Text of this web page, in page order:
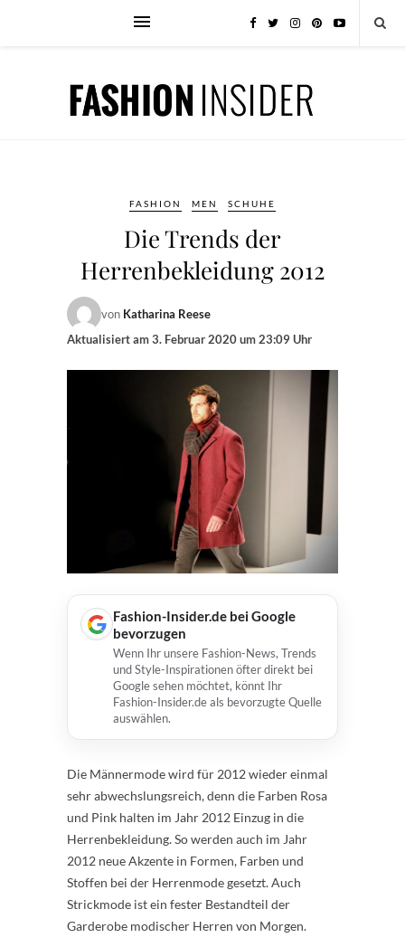
FASHION MEN SCHUHE
Die Trends der
Herrenbekleidung 2012
von Katharina Reese
Aktualisiert am3. Februar 2020 um 23:09 Uhr
Fashion-Insider.de bei Google
bevorzugen
Wenn Ihr unsere Fashion-News, Trends
und Style-Inspirationen öfter direkt bei
Google sehen möchtet, könnt Ihr
Fashion-Insider.de als bevorzugte Quelle
auswählen.
Die Männermode wird für 2012 wieder einmal
sehr abwechslungsreich, denn die Farben Rosa
und Pink halten im Jahr 2012 Einzug in die
Herrenbekleidung. So werden auch im Jahr
2012 neue Akzente in Formen, Farben und
Stoffen bei der Herrenmode gesetzt. Auch
Strickmode ist ein fester Bestandteil der
Garderobe modischer Herren von Morgen.